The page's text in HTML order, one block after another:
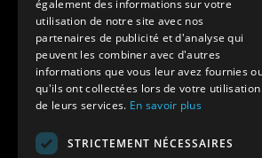
Charte de confidentialité
Vacances Adaptées Adulte
également des informations sur votre
utilisation de notre site avec nos
partenaires de publicité et d'analyse qui
peuvent les combiner avec d'autres
informations que vous leur avez fournies
qu'ils ont collectées lors de votre utilisation
de leurs services. En savoir plus
STRICTEMENT NÉCESSAIRES